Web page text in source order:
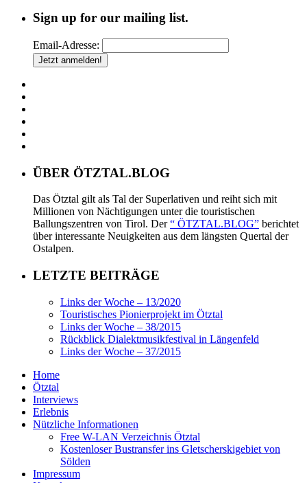
Sign up for our mailing list.
Email-Adresse:
ÜBER ÖTZTAL.BLOG
Das Ötztal gilt als Tal der Superlativen und reiht sich mit
Millionen von Nächtigungen unter die touristischen
Ballungszentren von Tirol. Der“ ÖTZTAL.BLOG” berichtet
über interessante Neuigkeiten aus dem längsten Quertal der
Ostalpen.
LETZTE BEITRÄGE
Links der Woche – 13/2020
Touristisches Pionierprojekt im Ötztal
Links der Woche – 38/2015
Rückblick Dialektmusikfestival in Längenfeld
Links der Woche – 37/2015
Home
Ötztal
Interviews
Erlebnis
Nützliche Informationen
Free W-LAN Verzeichnis Ötztal
Kostenloser Bustransfer ins Gletscherskigebiet von
Sölden
Impressum